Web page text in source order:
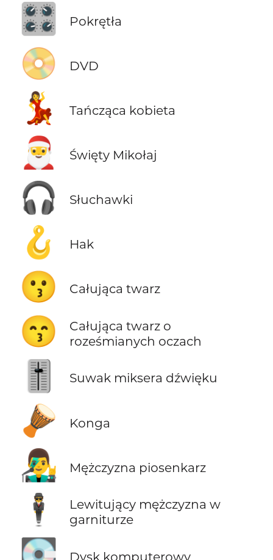
🎛️ Pokrętła
📀 DVD
💃 Tańcząca kobieta
🎅 Święty Mikołaj
🎧 Słuchawki
🪝 Hak
😗 Całująca twarz
😙
Całująca twarz o
roześmianych oczach
🎚️ Suwak miksera dźwięku
🪘 Konga
👨‍🎤 Mężczyzna piosenkarz
🕴️
Lewitujący mężczyzna w
garniturze
Dysk komputerowy